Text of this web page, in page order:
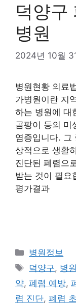
덕양구
병원
2024년 10월
병원현황 의료
가병원이란 지
하는 병원에 대
곰팡이 등의 미
염증입니다. 그
상적으로 생활
진단된 폐렴으
받는 것이 필요
평가결과
카
테
리
병원정보
태
그
덕양구, 병
약, 폐렴 예방,
렴 진단, 폐렴